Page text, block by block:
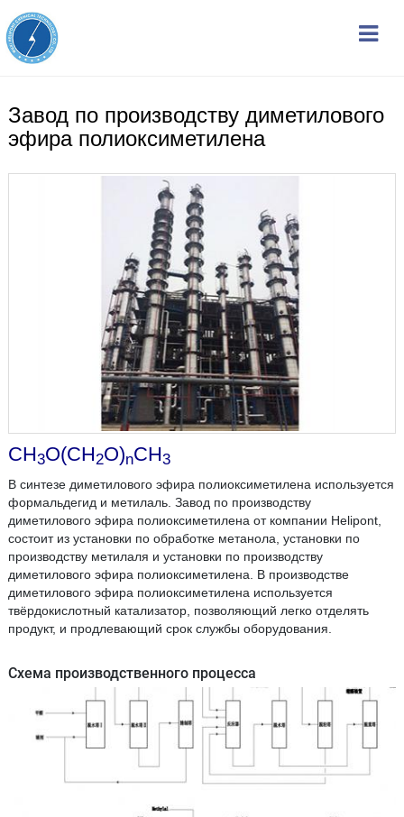
Завод по производству диметилового
эфира полиоксиметилена
CH3O(CH2O)nCH3
В синтезе диметилового эфира полиоксиметилена используется
формальдегид и метилаль. Завод по производству
диметилового эфира полиоксиметилена от компании Helipont,
состоит из установки по обработке метанола, установки по
производству метилаля и установки по производству
диметилового эфира полиоксиметилена. В производстве
диметилового эфира полиоксиметилена используется
твёрдокислотный катализатор, позволяющий легко отделять
продукт, и продлевающий срок службы оборудования.
Схема производственного процесса